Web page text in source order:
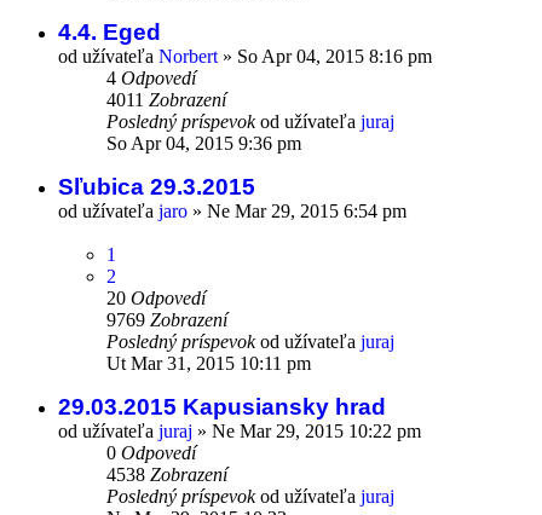
4.4. Eged
od užívateľa Norbert » So Apr 04, 2015 8:16 pm
4 Odpovedí
4011 Zobrazení
Posledný príspevokod užívateľa juraj
So Apr 04, 2015 9:36 pm
Sľubica 29.3.2015
od užívateľa jaro » Ne Mar 29, 2015 6:54 pm
1
2
20 Odpovedí
9769 Zobrazení
Posledný príspevokod užívateľa juraj
Ut Mar 31, 2015 10:11 pm
29.03.2015 Kapusiansky hrad
od užívateľa juraj » Ne Mar 29, 2015 10:22 pm
0 Odpovedí
4538 Zobrazení
Posledný príspevokod užívateľa juraj